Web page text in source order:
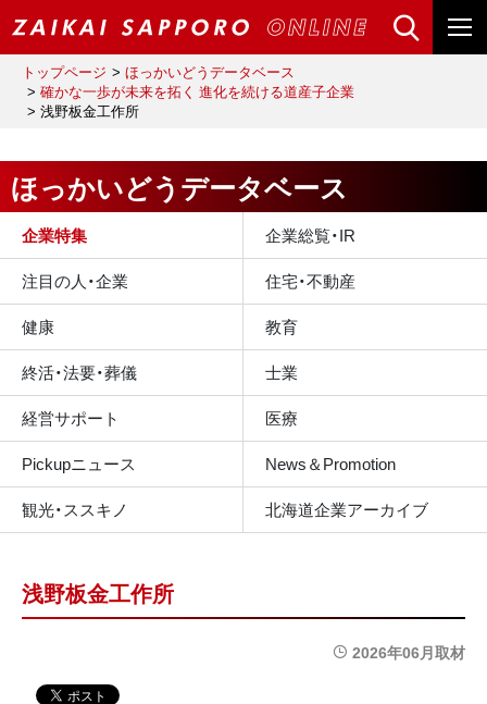
トップページ
ほっかいどうデータベース
確かな一歩が未来を拓く 進化を続ける道産子企業
浅野板金工作所
ほっかいどうデータベース
企業特集
企業総覧・IR
注目の人・企業
住宅・不動産
健康
教育
終活・法要・葬儀
士業
経営サポート
医療
Pickupニュース
News＆Promotion
観光・ススキノ
北海道企業アーカイブ
浅野板金工作所
2026年06月取材